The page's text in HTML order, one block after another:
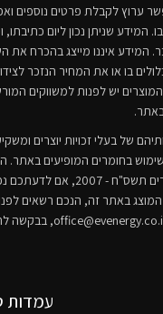
ערוץ לקבלת פרטים נוספים
המידע שניתן נכון ליום
המידע איננו מייצג בהכרח את
בו או את המחיר הנזכר
יש לפנות למשווקים
של בעלי זכויות יוצרים
שימוש בחומרים המופיעים
27א לחוק זכויות יוצרים
המוצג באתר זה, הנכם רשאים
, בבקשה
עמדות